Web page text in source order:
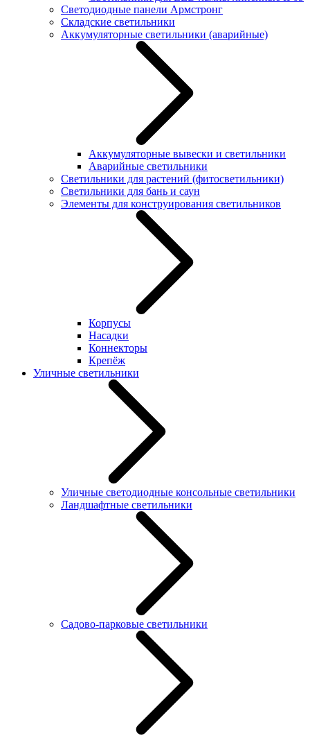
Светодиодные панели Армстронг
Складские светильники
Аккумуляторные светильники (аварийные)
Аккумуляторные вывески и светильники
Аварийные светильники
Светильники для растений (фитосветильники)
Светильники для бань и саун
Элементы для конструирования светильников
Корпусы
Насадки
Коннекторы
Крепёж
Уличные светильники
Уличные светодиодные консольные светильники
Ландшафтные светильники
Садово-парковые светильники